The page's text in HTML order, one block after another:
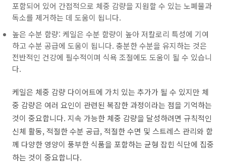
포함되어 있어 간접적으로 체중 감량을 지원할 수 있는 노폐물과
독소를 제거하는 데 도움이 됩니다.
높은 수분 함량: 케일은 수분 함량이 높아 저칼로리 특성에 기여
하고 수분 공급에 도움이 됩니다. 충분한 수분을 유지하는 것은
전반적인 건강에 필수적이며 식욕 조절에도 도움이 될 수 있습니
다.
케일은 체중 감량 다이어트에 가치 있는 추가가 될 수 있지만 체
중 감량은 여러 요인이 관련된 복잡한 과정이라는 점을 기억하는
것이 중요합니다. 지속 가능한 체중 감량을 달성하려면 규칙적인
신체 활동, 적절한 수분 공급, 적절한 수면 및 스트레스 관리와 함
께 다양한 영양이 풍부한 식품을 포함하는 균형 잡힌 식단에 집중
하는 것이 중요합니다.